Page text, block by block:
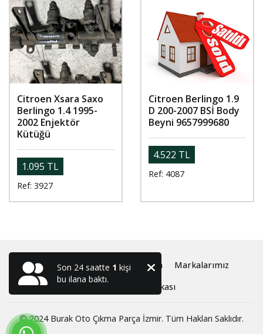
Citroen Xsara Saxo
Berlingo 1.4 1995-
2002 Enjektör
Kütüğü
1.095 TL
Ref: 3927
Citroen Berlingo 1.9
D 200-2007 BSİ Body
Beyni 9657999680
4.522 TL
Ref: 4087
Anasayfa Oto Çıkma ve Yedek Parça
Markalarımız
Hakkımızda
Gizlilik Politikası
© 2024 Burak Oto Çıkma Parça İzmir. Tüm Hakları Saklıdır.
Son 24 saatte 1 kişi
bu ilana baktı.